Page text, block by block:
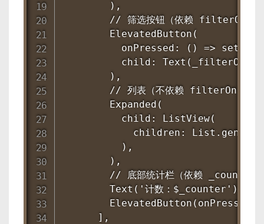
        ),
// 筛选按钮（依赖 filterOn，但
        ElevatedButton(
onPressed: () =>
child: Text(_filterOn ?
        ),
// 列表（不依赖 filterOn，可
        Expanded(
          child: ListView(
children:
          ),
        ),
// 底部统计栏（依赖 _counter
        Text('计数：$_counter'),
ElevatedButton(onPressed:
      ],